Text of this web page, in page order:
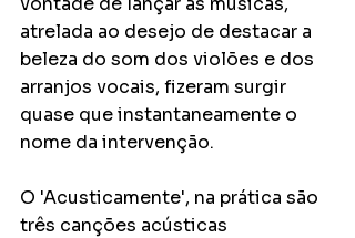
atrelada ao desejo de destacar a
beleza do som dos violões e dos
arranjos vocais, fizeram surgir
quase que instantaneamente o
nome da intervenção.
O 'Acusticamente', na prática são
três canções acústicas